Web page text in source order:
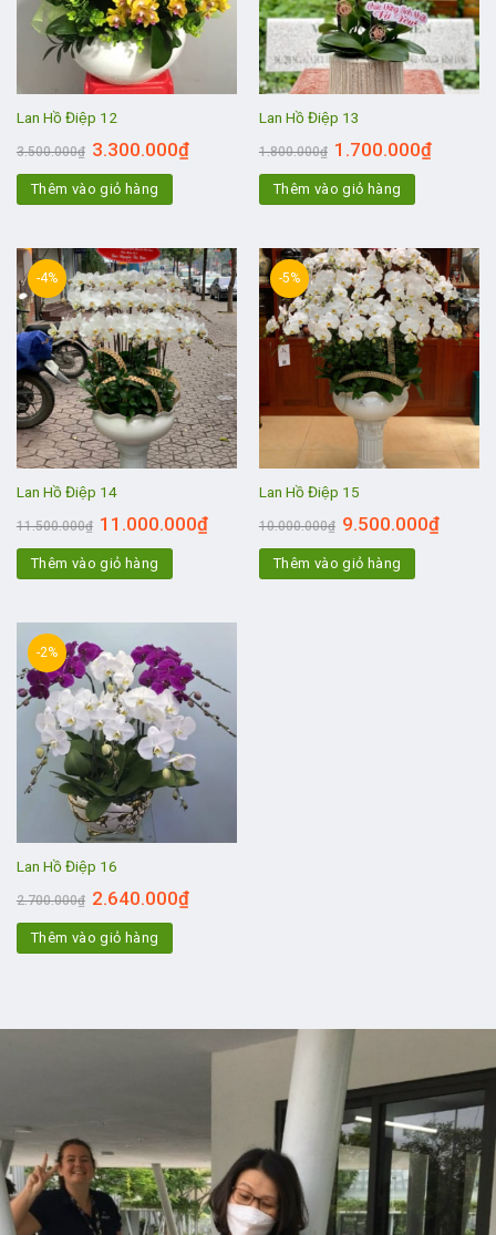
Lan Hồ Điệp 12
3.500.000₫ 3.300.000₫
Thêm vào giỏ hàng
Lan Hồ Điệp 13
1.800.000₫ 1.700.000₫
Thêm vào giỏ hàng
-4%
Lan Hồ Điệp 14
11.500.000₫ 11.000.000₫
Thêm vào giỏ hàng
-5%
Lan Hồ Điệp 15
10.000.000₫ 9.500.000₫
Thêm vào giỏ hàng
-2%
Lan Hồ Điệp 16
2.700.000₫ 2.640.000₫
Thêm vào giỏ hàng